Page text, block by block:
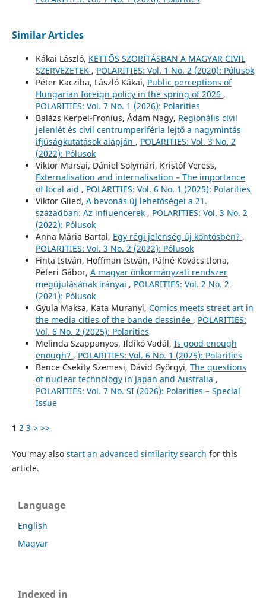
Similar Articles
Kákai László, KETTŐS SZORÍTÁSBAN A MAGYAR CIVIL
SZERVEZETEK , POLARITIES: Vol. 1 No. 2 (2020): Pólusok
Péter Kacziba, László Kákai, Public perceptions of
Hungarian foreign policy in the spring of 2026 ,
POLARITIES: Vol. 7 No. 1 (2026): Polarities
Balázs Kerpel-Fronius, Ádám Nagy, Regionális civil
jelenlét és civil centrumperiféria lejtő a nagymintás
ifjúságkutatások alapján , POLARITIES: Vol. 3 No. 2
(2022): Pólusok
Viktor Marsai, Dániel Solymári, Kristóf Veress,
Externalisation and internalisation – The importance
of local aid , POLARITIES: Vol. 6 No. 1 (2025): Polarities
Viktor Glied, A bevonás új lehetőségei a 21.
században: Az influencerek , POLARITIES: Vol. 3 No. 2
(2022): Pólusok
Anna Mária Bartal, Egy régi jelenség új köntösben? ,
POLARITIES: Vol. 3 No. 2 (2022): Pólusok
Finta István, Hoffman István, Pálné Kovács Ilona,
Péteri Gábor, A magyar önkormányzati rendszer
megújulásának irányai , POLARITIES: Vol. 2 No. 2
(2021): Pólusok
Gyula Maksa, Kata Muranyi, Comics meets street art in
the media cities of the bande dessinée , POLARITIES:
Vol. 6 No. 2 (2025): Polarities
Melinda Szappanyos, Ildikó Vadál, Is good enough
enough? , POLARITIES: Vol. 6 No. 1 (2025): Polarities
Bence Csekity Szemesi, Dávid Györgyi, The questions
of nuclear technology in Japan and Australia ,
POLARITIES: Vol. 7 No. SI (2026): Polarities – Special
Issue
1 2 3 > >>
You may also start an advanced similarity search for this
article.
Language
English
Magyar
Indexed in